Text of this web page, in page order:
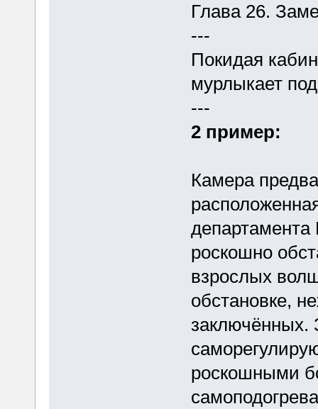
Глава 26.
---
Покидая
мурлыкает
---
2 пример:
Камера
департамента
роскошно
взрослых
обстановке,
роскошными